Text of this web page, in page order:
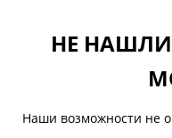
НЕ
Наши возможности не